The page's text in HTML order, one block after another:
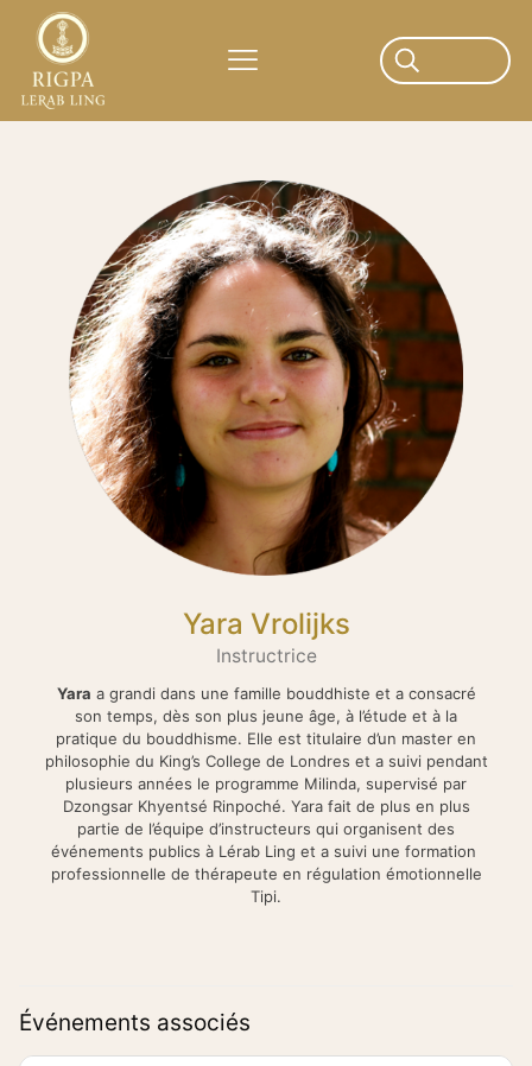
Yara Vrolijks
Instructrice
Yara a grandi dans une famille bouddhiste et a consacré
son temps, dès son plus jeune âge, à l’étude et à la
pratique du bouddhisme. Elle est titulaire d’un master en
philosophie du King’s College de Londres et a suivi pendant
plusieurs années le programme Milinda, supervisé par
Dzongsar Khyentsé Rinpoché. Yara fait de plus en plus
partie de l’équipe d’instructeurs qui organisent des
événements publics à Lérab Ling et a suivi une formation
professionnelle de thérapeute en régulation émotionnelle
Tipi.
Événements associés